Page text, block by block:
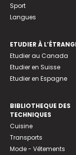
Sport
Langues
ETUDIER À
Etudier au Canada
Etudier en Suisse
Etudier en Espagne
BIBLIOTHEQUE DES
TECHNIQUES
Cuisine
Transports
Mode - Vêtements